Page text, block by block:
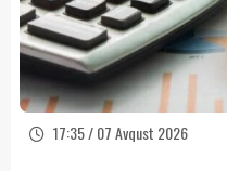
17:35 / 07 Avqust 2026